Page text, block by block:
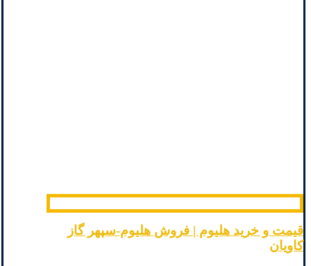
قیمت و خرید هلیوم | فروش هلیوم-سپهر گاز
کاویان